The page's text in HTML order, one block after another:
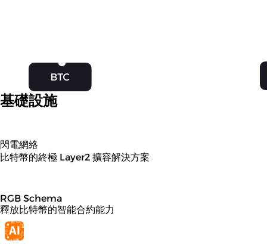
基礎設施
閃電網絡
比特幣的終極 Layer2 擴容解決方案
RGB Schema
釋放比特幣的智能合約能力